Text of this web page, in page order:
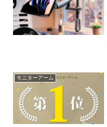
モニターアーム